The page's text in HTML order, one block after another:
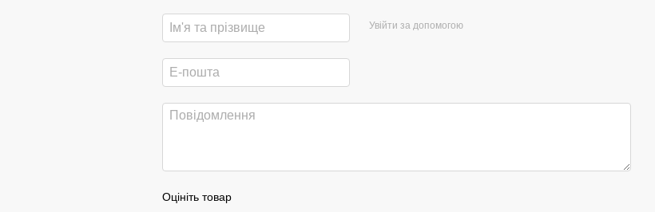
Увійти за допомогою
Оцініть товар